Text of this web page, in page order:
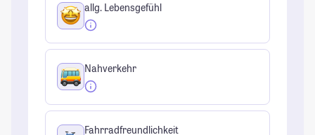
allg. Lebensgefühl
Nahverkehr
Fahrradfreundlichkeit